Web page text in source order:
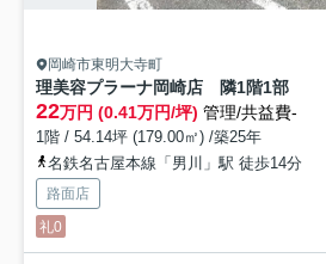
岡崎市東明大寺町
理美容プラーナ岡崎店 隣1階1部
22万円 (0.41万円/坪) 管理/共益費-
1階 / 54.14坪 (179.00㎡) /築25年
名鉄名古屋本線「男川」駅 徒歩14分
路面店
礼0